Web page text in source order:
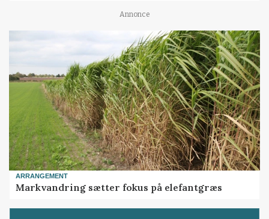
Annonce
ARRANGEMENT
Markvandring sætter fokus på elefantgræs